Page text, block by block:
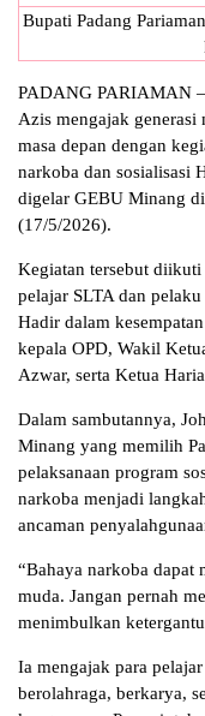
Bupati Padang
PADANG PARIAMAN
Azis mengajak generasi
masa depan dengan
narkoba dan sosialisasi
digelar GEBU Minang
(17/5/2026).
Kegiatan tersebut
pelajar SLTA dan
Hadir dalam
kepala OPD, Wakil
Azwar, serta Ketua
Dalam sambutannya,
Minang yang memilih
pelaksanaan program
narkoba menjadi
ancaman
“Bahaya narkoba dapat
muda. Jangan pernah
menimbulkan
Ia mengajak para
berolahraga, berkarya,